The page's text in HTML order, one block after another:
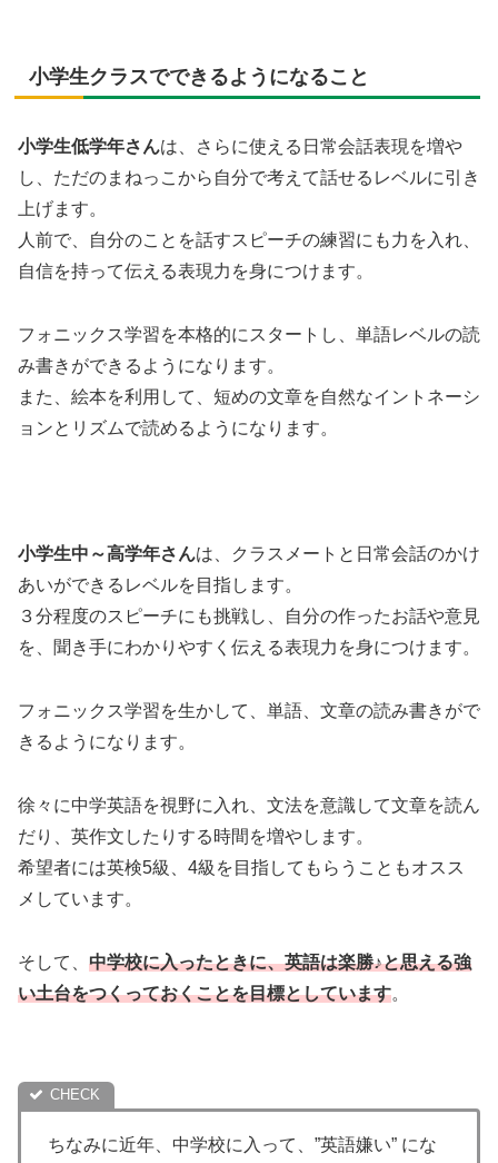
小学生クラスでできるようになること
小学生低学年さんは、さらに使える日常会話表現を増や
し、ただのまねっこから自分で考えて話せるレベルに引き
上げます。
人前で、自分のことを話すスピーチの練習にも力を入れ、
自信を持って伝える表現力を身につけます。
フォニックス学習を本格的にスタートし、単語レベルの読
み書きができるようになります。
また、絵本を利用して、短めの文章を自然なイントネーシ
ョンとリズムで読めるようになります。
小学生中～高学年さんは、クラスメートと日常会話のかけ
あいができるレベルを目指します。
３分程度のスピーチにも挑戦し、自分の作ったお話や意見
を、聞き手にわかりやすく伝える表現力を身につけます。
フォニックス学習を生かして、単語、文章の読み書きがで
きるようになります。
徐々に中学英語を視野に入れ、文法を意識して文章を読ん
だり、英作文したりする時間を増やします。
希望者には英検5級、4級を目指してもらうこともオスス
メしています。
そして、 中学校に入ったときに、英語は楽勝♪と思える強
い土台をつくっておくことを目標としています。
ちなみに近年、中学校に入って、”英語嫌い” にな